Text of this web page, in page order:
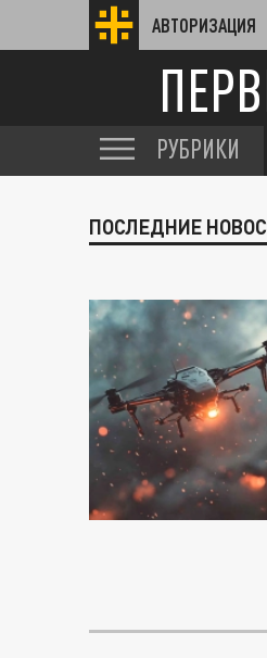
АВТОРИЗАЦИЯ
РУБРИКИ
ПОСЛЕДНИЕ